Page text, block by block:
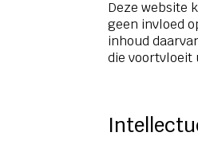
Deze website
geen invloed
inhoud
die voortvloeit